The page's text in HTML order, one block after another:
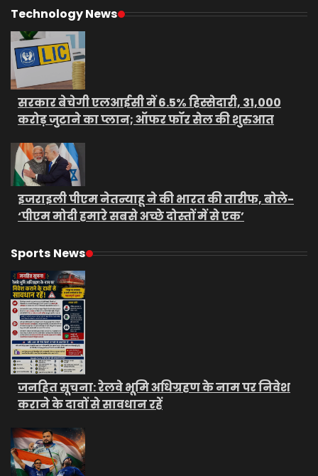
Technology News
सरकार बेचेगी एलआईसी में 6.5% हिस्सेदारी, 31,000
करोड़ जुटाने का प्लान; ऑफर फॉर सेल की शुरुआत
इजराइली पीएम नेतन्याहू ने की भारत की तारीफ, बोले-
‘पीएम मोदी हमारे सबसे अच्छे दोस्तों में से एक’
Sports News
जनहित सूचना: रेलवे भूमि अधिग्रहण के नाम पर निवेश
कराने के दावों से सावधान रहें